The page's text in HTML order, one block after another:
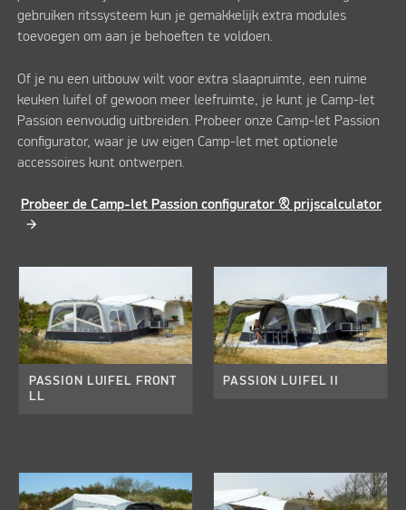
gebruiken ritssysteem kun je gemakkelijk extra modules
toevoegen om aan je behoeften te voldoen.
Of je nu een uitbouw wilt voor extra slaapruimte, een ruime
keuken luifel of gewoon meer leefruimte, je kunt je Camp-let
Passion eenvoudig uitbreiden. Probeer onze Camp-let Passion
configurator, waar je uw eigen Camp-let met optionele
accessoires kunt ontwerpen.
​Probeer de Camp-let Passion configurator & prijscalculator
PASSION LUIFEL FRONT
LL
PASSION LUIFEL II